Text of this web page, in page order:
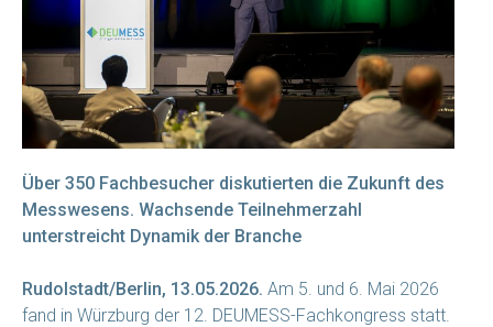
Über 350 Fachbesucher diskutierten die Zukunft des
Messwesens. Wachsende Teilnehmerzahl
unterstreicht Dynamik der Branche
Rudolstadt/Berlin, 13.05.2026. Am 5. und 6. Mai 2026
fand in Würzburg der 12. DEUMESS-Fachkongress statt.